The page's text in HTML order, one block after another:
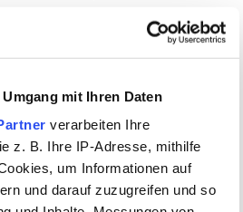
mit Ihren Daten
verarbeiten Ihre
z. B. Ihre IP-Adresse, mithilfe
um Informationen auf
und darauf zuzugreifen und so
auch in ländlichen
einfach
Gerichtsbarkeit
Regeln entschieden